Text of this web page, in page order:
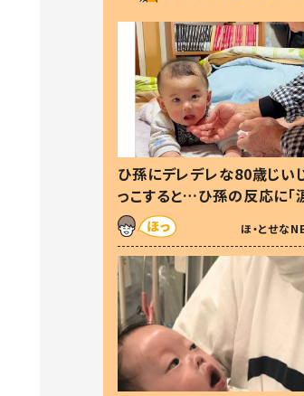
ひ孫にデレデレな80歳じい
っこすると…ひ孫の反応に「
した」「可愛くて仕方ない」
ほ・とせな